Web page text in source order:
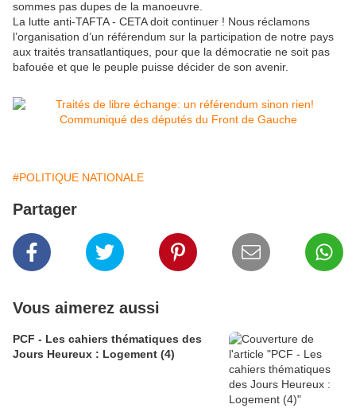
sommes pas dupes de la manoeuvre.
La lutte anti-TAFTA - CETA doit continuer ! Nous réclamons
l’organisation d’un référendum sur la participation de notre pays
aux traités transatlantiques, pour que la démocratie ne soit pas
bafouée et que le peuple puisse décider de son avenir.
#POLITIQUE NATIONALE
Partager
Vous aimerez aussi
PCF - Les cahiers thématiques des
Jours Heureux : Logement (4)